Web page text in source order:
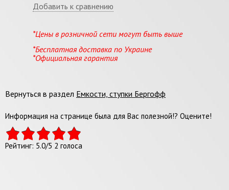
Добавить к сравнению
*Цены в розничной сети могут быть выше
*Бесплатная доставка по Украине
*Официальная гарантия
Вернуться в раздел Емкости, ступки Бергофф
Информация на странице была для Вас полезной!? Оцените!
Рейтинг: 5.0/5 2 голоса